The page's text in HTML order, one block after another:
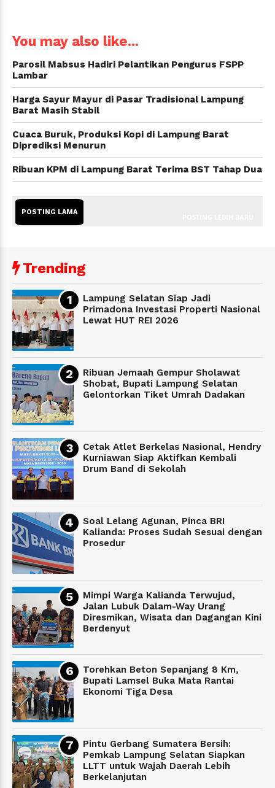
You may also like...
Parosil Mabsus Hadiri Pelantikan Pengurus FSPP
Lambar
Harga Sayur Mayur di Pasar Tradisional Lampung
Barat Masih Stabil
Cuaca Buruk, Produksi Kopi di Lampung Barat
Diprediksi Menurun
Ribuan KPM di Lampung Barat Terima BST Tahap Dua
POSTING LAMA
Trending
Lampung Selatan Siap Jadi
Primadona Investasi Properti Nasional
Lewat HUT REI 2026
Ribuan Jemaah Gempur Sholawat
Shobat, Bupati Lampung Selatan
Gelontorkan Tiket Umrah Dadakan
Cetak Atlet Berkelas Nasional, Hendry
Kurniawan Siap Aktifkan Kembali
Drum Band di Sekolah
Soal Lelang Agunan, Pinca BRI
Kalianda: Proses Sudah Sesuai dengan
Prosedur
Mimpi Warga Kalianda Terwujud,
Jalan Lubuk Dalam-Way Urang
Diresmikan, Wisata dan Dagangan Kini
Berdenyut
Torehkan Beton Sepanjang 8 Km,
Bupati Lamsel Buka Mata Rantai
Ekonomi Tiga Desa
Pintu Gerbang Sumatera Bersih:
Pemkab Lampung Selatan Siapkan
LLTT untuk Wajah Daerah Lebih
Berkelanjutan